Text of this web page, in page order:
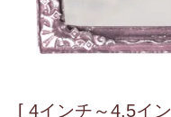
[ 4インチ～4.5イ